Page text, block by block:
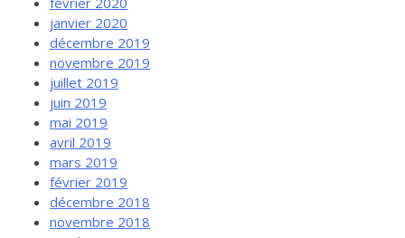
janvier 2020
décembre 2019
novembre 2019
juillet 2019
juin 2019
mai 2019
avril 2019
mars 2019
février 2019
décembre 2018
novembre 2018